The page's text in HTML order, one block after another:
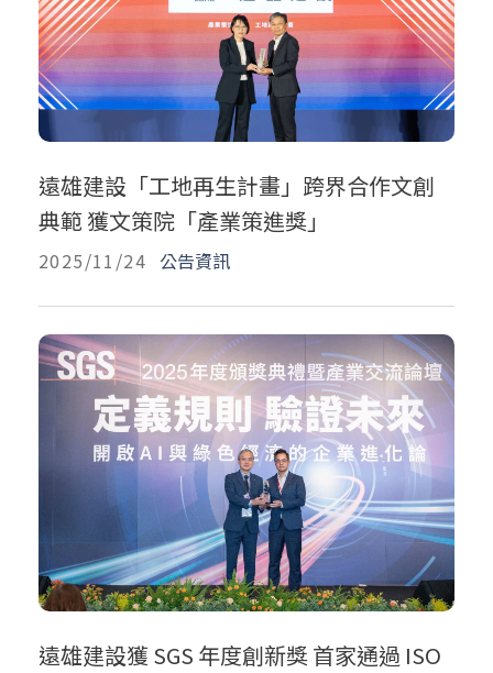
遠雄建設「工地再生計畫」跨界合作文創
典範 獲文策院「產業策進獎」
2025/11/24 公告資訊
遠雄建設獲 SGS 年度創新獎 首家通過 ISO